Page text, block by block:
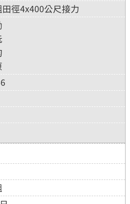
徑4x400公尺接力